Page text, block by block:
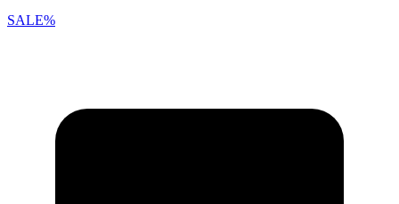
SALE%